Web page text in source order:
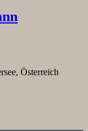
Österreich